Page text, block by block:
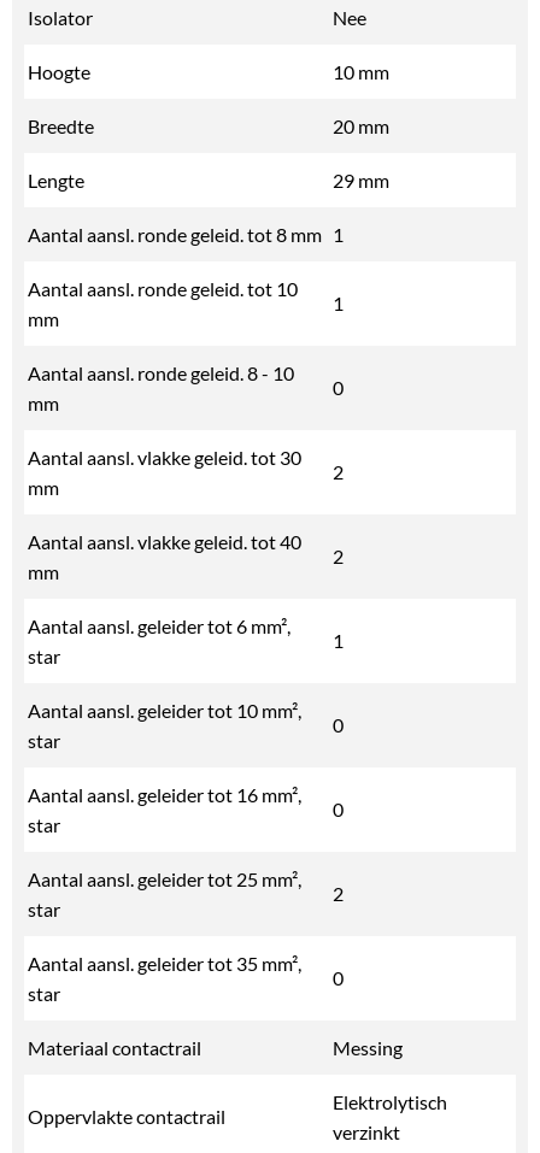
Isolator Nee
Hoogte 10 mm
Breedte 20 mm
Lengte 29 mm
Aantal aansl. ronde geleid. tot 8 mm 1
Aantal aansl. ronde geleid. tot 10
mm
1
Aantal aansl. ronde geleid. 8 - 10
mm
0
Aantal aansl. vlakke geleid. tot 30
mm
2
Aantal aansl. vlakke geleid. tot 40
mm
2
Aantal aansl. geleider tot 6 mm²,
star
1
Aantal aansl. geleider tot 10 mm²,
star
0
Aantal aansl. geleider tot 16 mm²,
star
0
Aantal aansl. geleider tot 25 mm²,
star
2
Aantal aansl. geleider tot 35 mm²,
star
0
Materiaal contactrail Messing
Oppervlakte contactrail
Elektrolytisch
verzinkt